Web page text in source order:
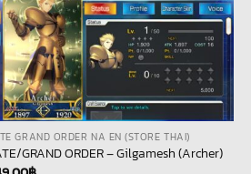
GRAND ORDER NA EN (STORE THAI)
GRAND ORDER – Gilgamesh (Archer)